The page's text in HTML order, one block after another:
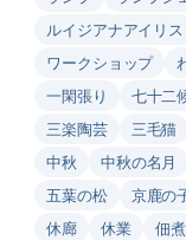
ルイジアナアイリス
ワークショップ
一閑張り
七十二
三楽陶芸
三毛猫
中秋
中秋の名月
五葉の松
京鹿の
休廊
休業 佃煮